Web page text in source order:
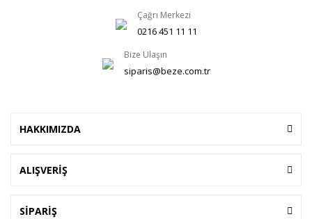
Çağrı Merkezi
0216 451 11 11
Bize Ulaşın
siparis@beze.com.tr
HAKKIMIZDA
ALIŞVERİŞ
SİPARİŞ